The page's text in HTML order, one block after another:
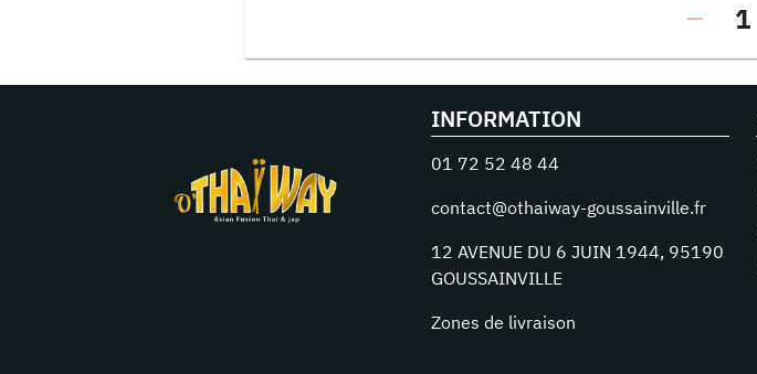
1
INFORMATION
01 72 52 48 44
contact@othaiway-goussainville.fr
12 AVENUE DU 6 JUIN 1944, 95190
GOUSSAINVILLE
Zones de livraison